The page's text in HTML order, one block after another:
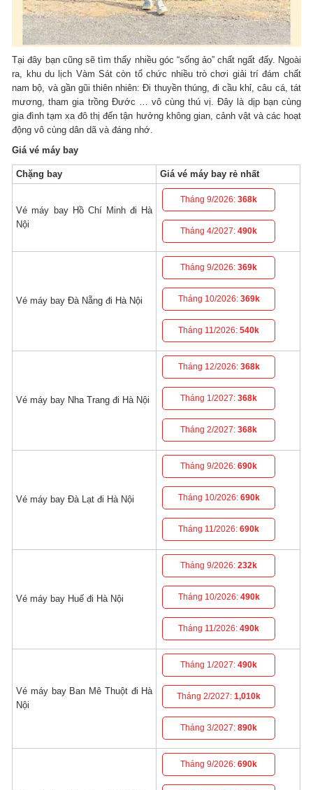
Tại đây bạn cũng sẽ tìm thấy nhiều góc “sống ảo” chất ngất đấy. Ngoài
ra, khu du lịch Vàm Sát còn tổ chức nhiều trò chơi giải trí đám chất
nam bộ, và gần gũi thiên nhiên: Đi thuyền thúng, đi cầu khỉ, câu cá, tát
mương, tham gia trồng Đước … vô cùng thú vị. Đây là dịp bạn cùng
gia đình tạm xa đô thị đến tận hưởng không gian, cảnh vật và các hoạt
động vô cùng dân dã và đáng nhớ.
Giá vé máy bay
Chặng bay Giá vé máy bay rẻ nhất
Vé máy bay Hồ Chí Minh đi Hà
Nội
Tháng 9/2026:368k
Tháng 4/2027:490k
Vé máy bay Đà Nẵng đi Hà Nội
Tháng 9/2026:369k
Tháng 10/2026: 369k
Tháng 11/2026:540k
Vé máy bay Nha Trang đi Hà Nội
Tháng 12/2026: 368k
Tháng 1/2027:368k
Tháng 2/2027:368k
Vé máy bay Đà Lạt đi Hà Nội
Tháng 9/2026:690k
Tháng 10/2026: 690k
Tháng 11/2026:690k
Vé máy bay Huế đi Hà Nội
Tháng 9/2026:232k
Tháng 10/2026: 490k
Tháng 11/2026:490k
Vé máy bay Ban Mê Thuột đi Hà
Nội
Tháng 1/2027:490k
Tháng 2/2027:1,010k
Tháng 3/2027:890k
Tháng 9/2026:690k